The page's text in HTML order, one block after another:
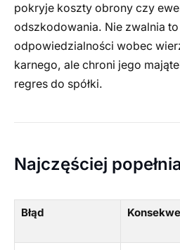
pokryje koszty obrony czy
odszkodowania. Nie zwalnia to
odpowiedzialności wobec
karnego, ale chroni jego
regres do spółki.
Najczęściej
Błąd